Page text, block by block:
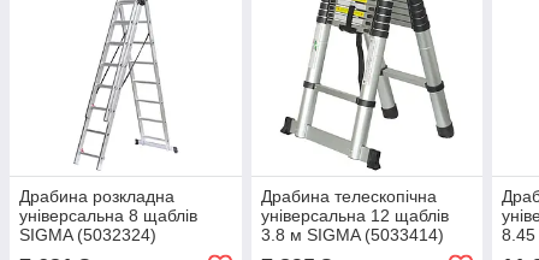
Драбина розкладна
універсальна 8 щаблів
SIGMA (5032324)
Драбина телескопічна
універсальна 12 щаблів
3.8 м SIGMA (5033414)